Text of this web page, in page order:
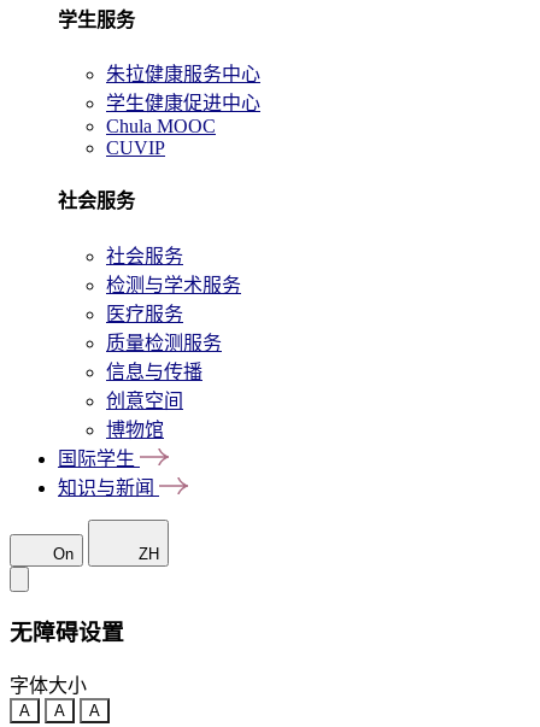
学生服务
朱拉健康服务中心
学生健康促进中心
Chula MOOC
CUVIP
社会服务
社会服务
检测与学术服务
医疗服务
质量检测服务
信息与传播
创意空间
博物馆
国际学生
知识与新闻
On ZH
无障碍设置
字体大小
A A A